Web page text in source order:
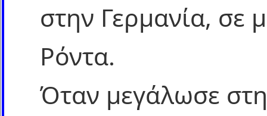
στην Γερμανία, σε
Ρόντα.
Όταν μεγάλωσε